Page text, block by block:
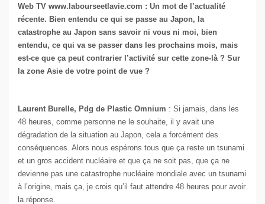
Web TV www.labourseetlavie.com : Un mot de l’actualité
récente. Bien entendu ce qui se passe au Japon, la
catastrophe au Japon sans savoir ni vous ni moi, bien
entendu, ce qui va se passer dans les prochains mois, mais
est-ce que ça peut contrarier l’activité sur cette zone-là ? Sur
la zone Asie de votre point de vue ?
Laurent Burelle, Pdg de Plastic Omnium : Si jamais, dans les
48 heures, comme personne ne le souhaite, il y avait une
dégradation de la situation au Japon, cela a forcément des
conséquences. Alors nous espérons tous que ça reste un tsunami
et un gros accident nucléaire et que ça ne soit pas, que ça ne
devienne pas une catastrophe nucléaire mondiale avec un tsunami
à l’origine, mais ça, je crois qu’il faut attendre 48 heures pour avoir
la réponse.